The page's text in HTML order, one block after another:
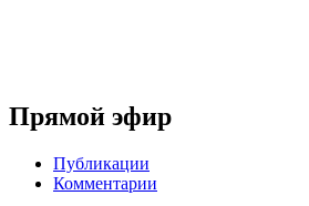
Прямой эфир
Публикации
Комментарии